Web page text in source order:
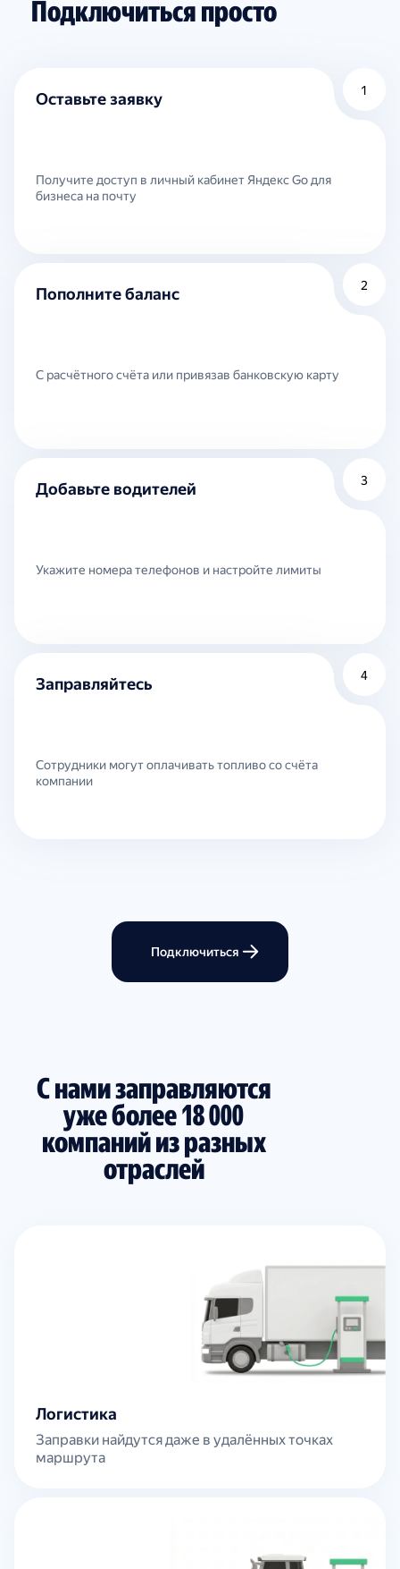
Подключиться просто
1
Оставьте заявку
Получите доступ в личный кабинет Яндекс Go для
бизнеса на почту
2
Пополните баланс
С расчётного счёта или привязав банковскую карту
3
Добавьте водителей
Укажите номера телефонов и настройте лимиты
4
Заправляйтесь
Сотрудники могут оплачивать топливо со счёта
компании
Подключиться
С нами заправляются
уже более 18 000
компаний из разных
отраслей
Логистика
Заправки найдутся даже в удалённых точках
маршрута